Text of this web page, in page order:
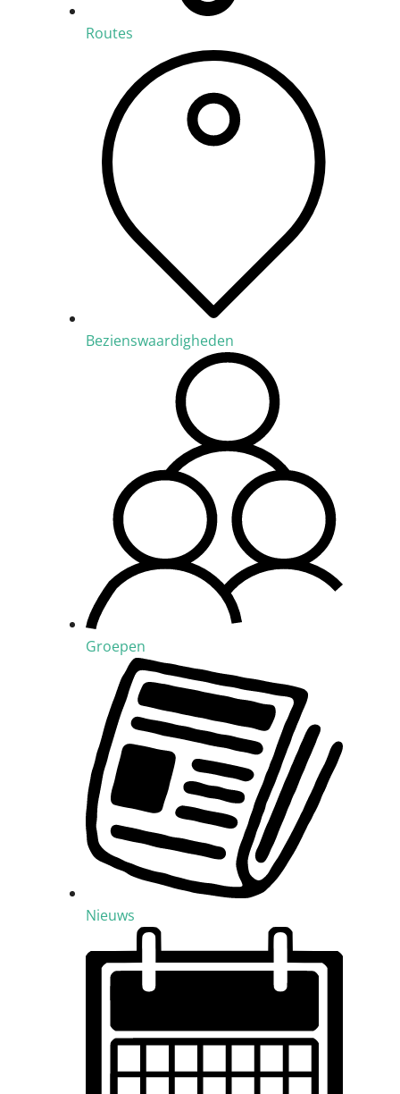
Routes
Bezienswaardigheden
Groepen
Nieuws